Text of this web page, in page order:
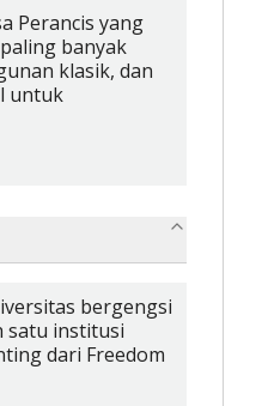
Perancis yang
banyak
klasik, dan
untuk
bergengsi
satu institusi
dari Freedom